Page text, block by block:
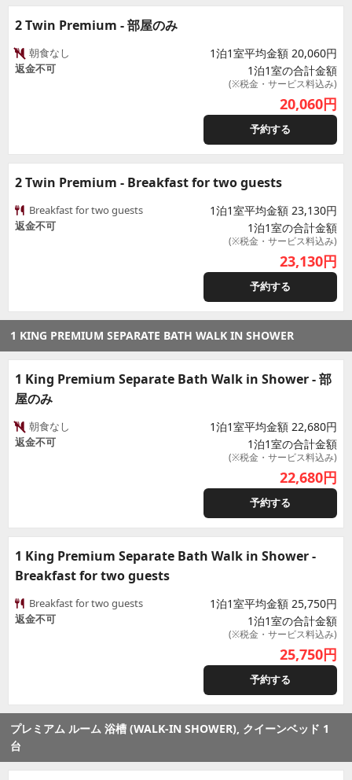
2 Twin Premium - 部屋のみ
朝食なし
返金不可
1泊1室平均金額 20,060円
1泊1室の合計金額
(※税金・サービス料込み)
20,060円
予約する
2 Twin Premium - Breakfast for two guests
Breakfast for two guests
返金不可
1泊1室平均金額 23,130円
1泊1室の合計金額
(※税金・サービス料込み)
23,130円
予約する
1 KING PREMIUM SEPARATE BATH WALK IN SHOWER
1 King Premium Separate Bath Walk in Shower - 部
屋のみ
朝食なし
返金不可
1泊1室平均金額 22,680円
1泊1室の合計金額
(※税金・サービス料込み)
22,680円
予約する
1 King Premium Separate Bath Walk in Shower -
Breakfast for two guests
Breakfast for two guests
返金不可
1泊1室平均金額 25,750円
1泊1室の合計金額
(※税金・サービス料込み)
25,750円
予約する
プレミアム ルーム 浴槽 (WALK-IN SHOWER), クイーンベッド 1
台